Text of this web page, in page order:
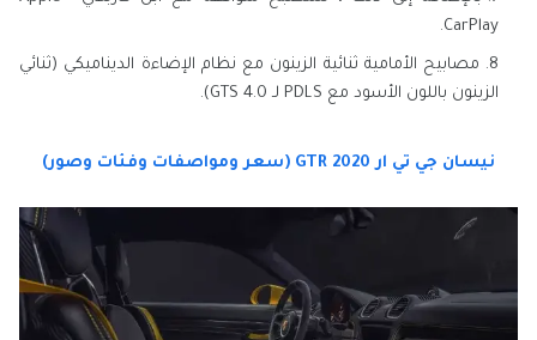
CarPlay.
مصابيح الأمامية ثنائية الزينون مع نظام الإضاءة الديناميكي (ثنائي
الزينون باللون الأسود مع PDLS لـ GTS 4.0).
نيسان جي تي ار 2020 GTR (سعر ومواصفات وفئات وصور)